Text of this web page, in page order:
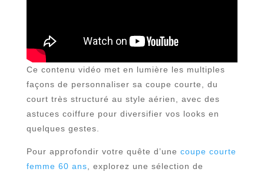
Ce contenu vidéo met en lumière les multiples
façons de personnaliser sa coupe courte, du
court très structuré au style aérien, avec des
astuces coiffure pour diversifier vos looks en
quelques gestes.
Pour approfondir votre quête d’une coupe courte
femme 60 ans , explorez une sélection de